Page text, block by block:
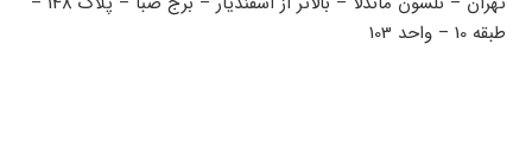
طبقه 10 – واحد 103